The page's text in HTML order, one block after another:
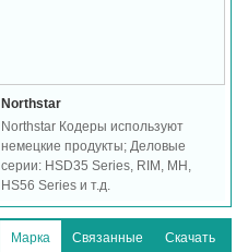
Northstar
Northstar Кодеры используют
немецкие продукты; Деловые
серии: HSD35 Series, RIM, MH,
HS56 Series и т.д.
Марка Связанные Скачать